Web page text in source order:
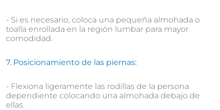
- Si es necesario, coloca una pequeña almohada o
toalla enrollada en la región lumbar para mayor
comodidad.
7. Posicionamiento de las piernas:
- Flexiona ligeramente las rodillas de la persona
dependiente colocando una almohada debajo de
ellas.